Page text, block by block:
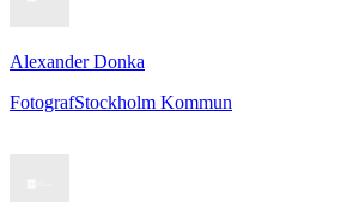
Alexander Donka
FotografStockholm Kommun